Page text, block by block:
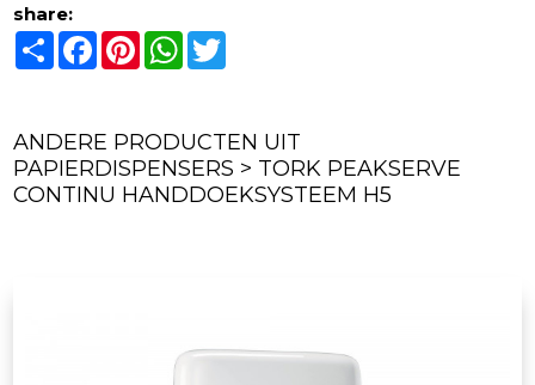
share:
ShareFacebook
PinterestWhatsApp
ANDERE PRODUCTEN UIT
PAPIERDISPENSERS > TORK PEAKSERVE
CONTINU HANDDOEKSYSTEEM H5